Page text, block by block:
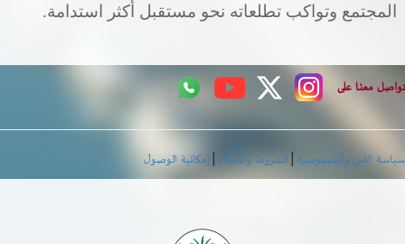
المجتمع وتواكب تطلعاته نحو مستقبل أكثر استدامة.
معنا على
الأمن والخصوصية| الشروط والأحكام| إمكانية الوصول